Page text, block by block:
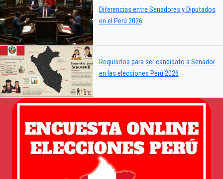
Diferencias entre Senadores y Diputados
en el Perú 2026
Requisitos para ser candidato a Senador
en las elecciones Perú 2026